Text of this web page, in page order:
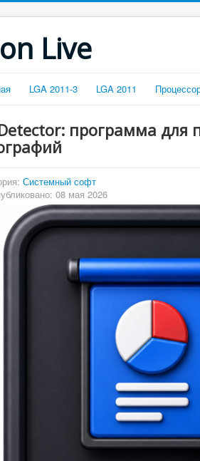
Live
LGA 2011-3 LGA 2011
программа для
Системный софт
08 мая 2026